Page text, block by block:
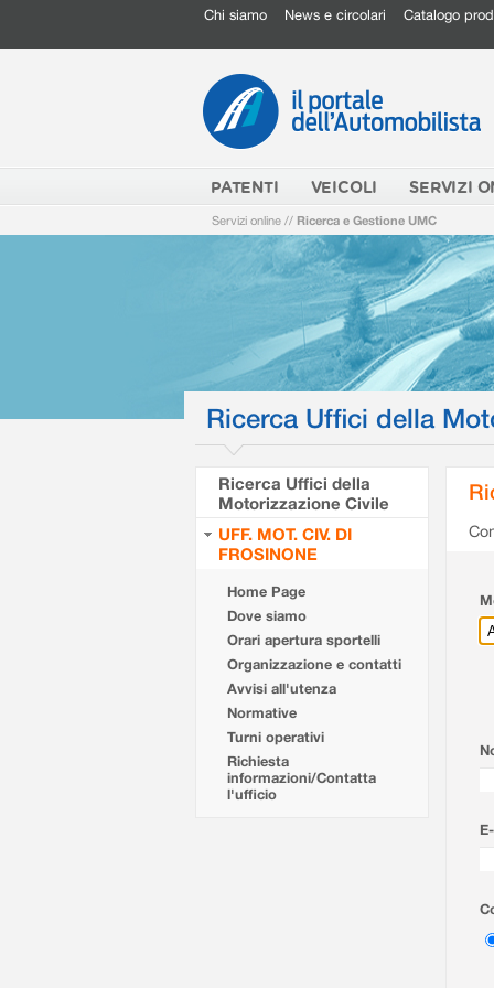
Chi siamo News e circolari Catalogo
PATENTI VEICOLI SERVIZI
Servizi online // Ricerca e Gestione UMC
Ricerca Uffici della
Ricerca Uffici della
Motorizzazione Civile
UFF. MOT. CIV. DI
FROSINONE
Home Page
Dove siamo
Orari apertura sportelli
Organizzazione e contatti
Avvisi all'utenza
Normative
Turni operativi
Richiesta
informazioni/Contatta
l'ufficio